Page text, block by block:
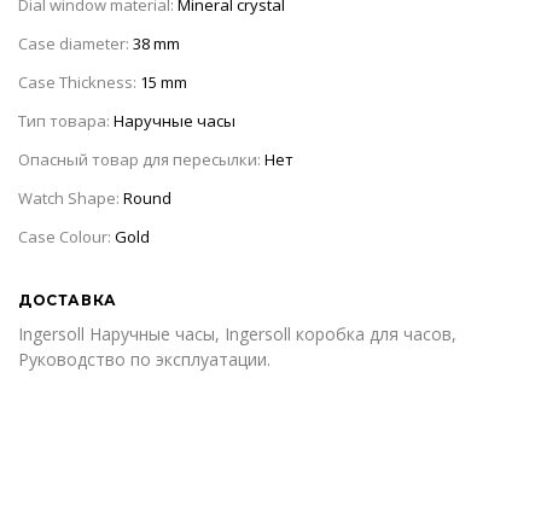
Dial window material: Mineral crystal
Case diameter: 38 mm
Case Thickness: 15 mm
Тип товара: Наручные часы
Опасный товар для пересылки: Нет
Watch Shape: Round
Case Colour: Gold
ДОСТАВКА
Ingersoll Наручные часы, Ingersoll коробка для часов,
Руководство по эксплуатации.